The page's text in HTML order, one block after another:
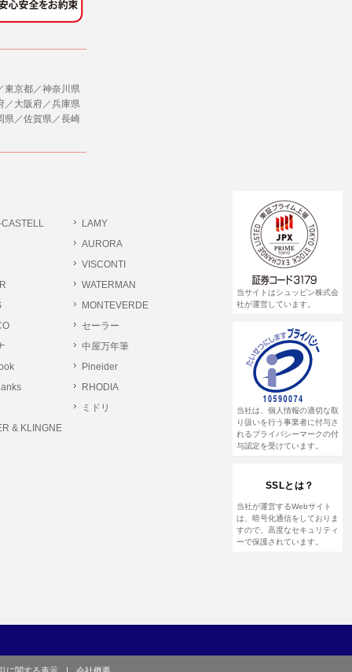
サービス等が利用できない場合があり
を閲覧・利用していただくためにクッ
タの削除を要求する権利があります。
提出や質問へのご回答をお願いすること
人情報相談窓口
(受付)
クトメールなど）を行なう場合。
。
ザーに有益かつ便利な情報を提供する
購読の登録をするものとします。
きます。
さい。
ます。
れのある行為。
れのある行為。
れのある行為。
東京都／神奈川県
／大阪府／兵庫県
県／佐賀県／長崎
CASTELL
LAMY
AURORA
VISCONTI
WATERMAN
MONTEVERDE
セーラー
中屋万年筆
Pineider
RHODIA
ミドリ
& KLINGNE
当サイトはシュッピン株式会
社が運営しています。
当社は、個人情報の適切な取
り扱いを行う事業者に付与さ
れるプライバシーマークの付
与認定を受けています。
SSLとは？
当社が運営するWebサイト
は、暗号化通信をしておりま
すので、高度なセキュリティ
ーで保護されています。